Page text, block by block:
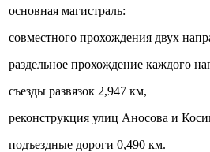
основная магистраль:
совместного прохождения двух
раздельное прохождение каждого
съезды развязок 2,947 км,
реконструкция улиц Аносова и
подъездные дороги 0,490 км.